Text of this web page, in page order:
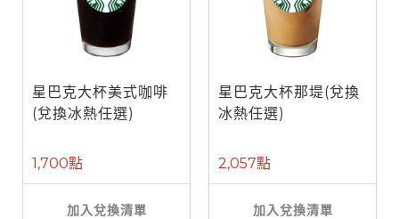
星巴克大杯美式咖啡
(兌換冰熱任選)
1,700點
加入兌換清單
星巴克大杯那堤(兌換
冰熱任選)
2,057點
加入兌換清單